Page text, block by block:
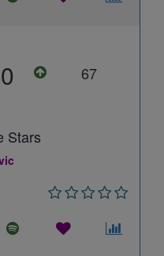
67
Stars